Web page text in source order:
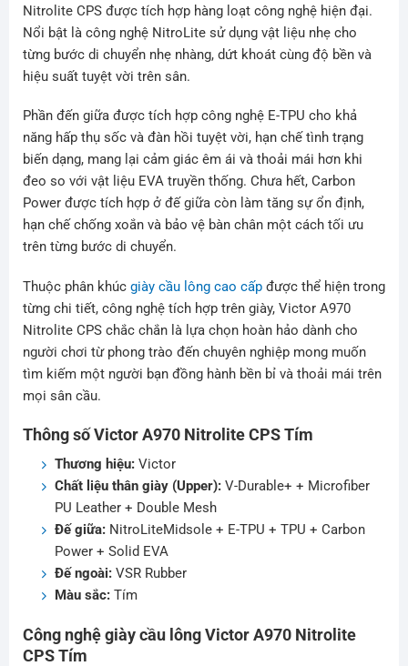
Nitrolite CPS được tích hợp hàng loạt công nghệ hiện đại.
Nổi bật là công nghệ NitroLite sử dụng vật liệu nhẹ cho
từng bước di chuyển nhẹ nhàng, dứt khoát cùng độ bền và
hiệu suất tuyệt vời trên sân.
Phần đến giữa được tích hợp công nghệ E-TPU cho khả
năng hấp thụ sốc và đàn hồi tuyệt vời, hạn chế tình trạng
biến dạng, mang lại cảm giác êm ái và thoải mái hơn khi
đeo so với vật liệu EVA truyền thống. Chưa hết, Carbon
Power được tích hợp ở đế giữa còn làm tăng sự ổn định,
hạn chế chống xoắn và bảo vệ bàn chân một cách tối ưu
trên từng bước di chuyển.
Thuộc phân khúc giày cầu lông cao cấpđược thể hiện trong
từng chi tiết, công nghệ tích hợp trên giày, Victor A970
Nitrolite CPS chắc chắn là lựa chọn hoàn hảo dành cho
người chơi từ phong trào đến chuyên nghiệp mong muốn
tìm kiếm một người bạn đồng hành bền bỉ và thoải mái trên
mọi sân cầu.
Thông số Victor A970 Nitrolite CPS Tím
Thương hiệu:Victor
Chất liệu thân giày (Upper):V-Durable+ + Microfiber
PU Leather + Double Mesh
Đế giữa:NitroLiteMidsole + E-TPU + TPU + Carbon
Power + Solid EVA
Đế ngoài:VSR Rubber
Màu sắc:Tím
Công nghệ giày cầu lông Victor A970 Nitrolite
CPS Tím